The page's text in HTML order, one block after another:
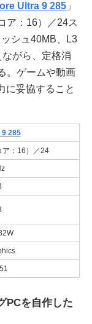
Ultra 9 285 」
ア：16）／24ス
シュ40MB、L3
がら、定格消
。ゲームや動画
に妥協すること
285
ア：16）／24
PCを自作した